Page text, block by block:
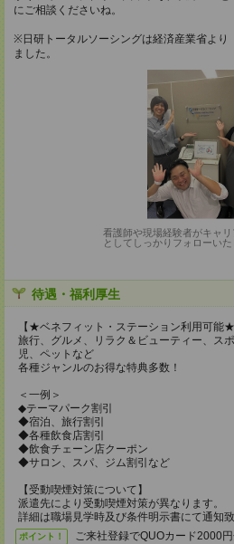
にご相談くださいね。
※日研トータルソーシングは経済産業省より
ました。
看護師や現場経験者がキャ
としてしっかりフォローいた
待遇・福利厚生
【★ベネフィット・ステーション利用可能★
旅行、グルメ、リラク＆ビューティー、ス
児、ペットなど
各種ジャンルのお得な特典多数！
＜一例＞
◆テーマパーク割引
◆宿泊、旅行割引
◆各種飲食店割引
◆飲食チェーン店クーポン
◆サロン、スパ、ジム割引など
【受動喫煙対策について】
派遣先により受動喫煙対策が異なります。
詳細は職場見学時及び条件明示書にて通知致
ポイント！
ご来社登録でQUOカード2000